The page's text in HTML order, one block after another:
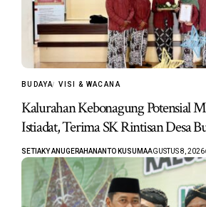
BUDAYA VISI & WACANA
Kalurahan Kebonagung Potensial
Istiadat, Terima SK Rintisan Desa
SETIAKY ANUGERAHANANTO KUSUMAAGUSTUS 8, 2026